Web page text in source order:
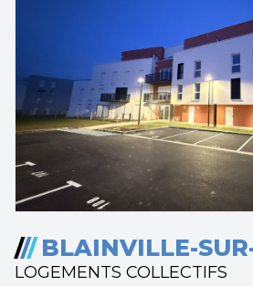
/// BLAINVILLE-
LOGEMENTS COLLECTIFS